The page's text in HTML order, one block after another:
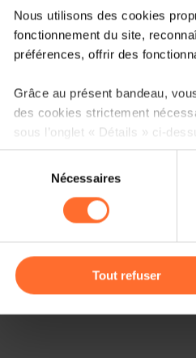
Nous utilisons des cookies
fonctionnement du site,
préférences, offrir des
Grâce au présent bandeau,
des cookies strictement
sous l’onglet « Détails » ci-
Il est précisé que la navigation
sociaux, sauvegarde des
cas de refus de tous les
gauche de chaque page.
consentement
Nécessaires
Tout refuser